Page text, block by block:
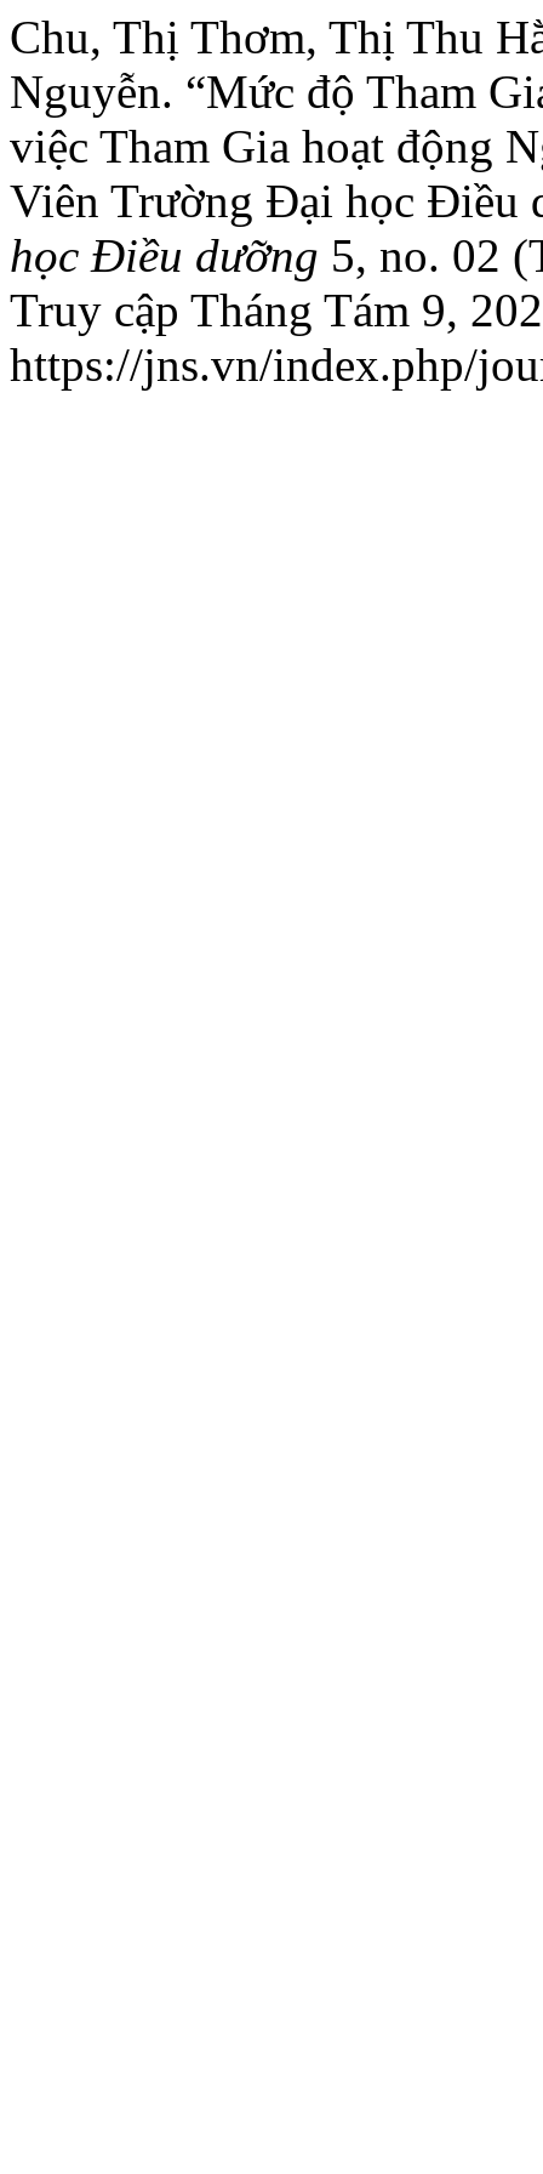
Chu, Thị Thơm, Thị Thu
Nguyễn. “Mức độ Tham
việc Tham Gia hoạt động
Viên Trường Đại học Điều
học Điều dưỡng 5, no. 02
Truy cập Tháng Tám 9,
https://jns.vn/index.php/